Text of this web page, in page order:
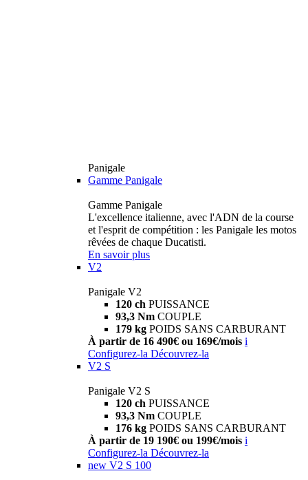
Panigale
Gamme Panigale
Gamme Panigale
L'excellence italienne, avec l'ADN de la course
et l'esprit de compétition : les Panigale les motos
rêvées de chaque Ducatisti.
En savoir plus
V2
Panigale V2
120 ch PUISSANCE
93,3 Nm COUPLE
179 kg POIDS SANS CARBURANT
À partir de 16 490€ ou 169€/mois i
Configurez-la Découvrez-la
V2 S
Panigale V2 S
120 ch PUISSANCE
93,3 Nm COUPLE
176 kg POIDS SANS CARBURANT
À partir de 19 190€ ou 199€/mois i
Configurez-la Découvrez-la
new V2 S 100